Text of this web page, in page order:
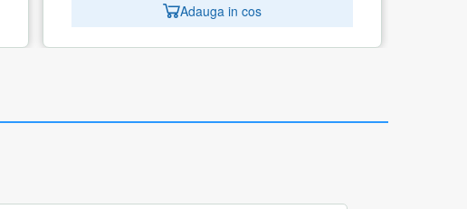
Adauga in cos